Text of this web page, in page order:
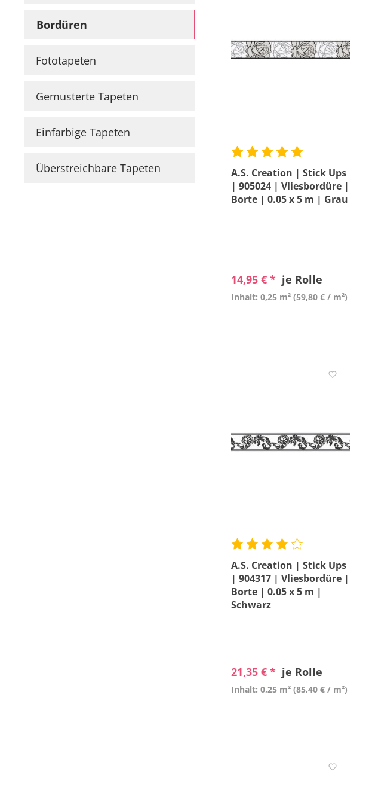
Perlvlies
Farbinformationen
Raumgestaltungsideen
3D Wandpaneele
Bordüren
Fototapeten
Gemusterte Tapeten
Einfarbige Tapeten
Überstreichbare Tapeten
Preis
A.S. Creation | Stick Ups
| 905024 | Vliesbordüre |
Borte | 0.05 x 5 m | Grau
14,95 € * je Rolle
Inhalt: 0,25 m² (59,80 € / m²)
A.S. Creation | Stick Ups
| 904317 | Vliesbordüre |
Borte | 0.05 x 5 m |
Schwarz
21,35 € * je Rolle
Inhalt: 0,25 m² (85,40 € / m²)